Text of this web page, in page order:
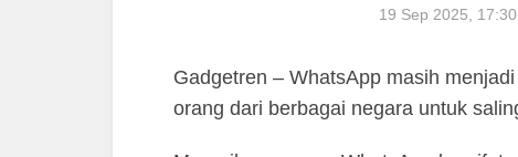
19 Sep 2025,
Gadgetren – WhatsApp masih
orang dari berbagai negara untuk